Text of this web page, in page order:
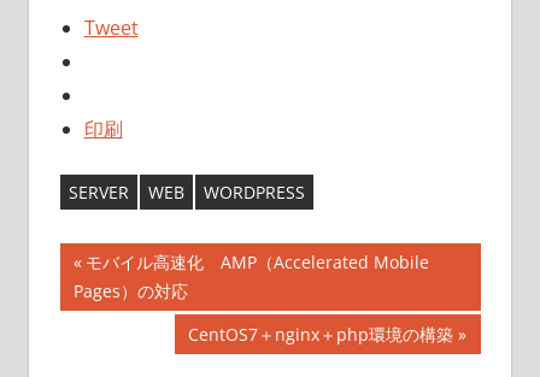
Tweet
印刷
SERVER WEB WORDPRESS
投
稿
前
の
記
モバイル高速化 AMP（Accelerated Mobile
Pages）の対応
次
の
CentOS7＋nginx＋php環境の構築